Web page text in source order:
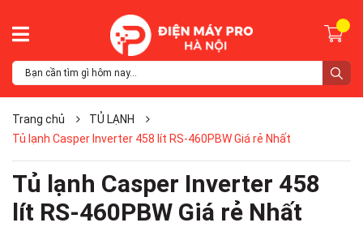
Trang chủ
TỦ LẠNH
Tủ lạnh Casper Inverter 458 lít RS-460PBW Giá rẻ Nhất
Tủ lạnh Casper Inverter 458
lít RS-460PBW Giá rẻ Nhất